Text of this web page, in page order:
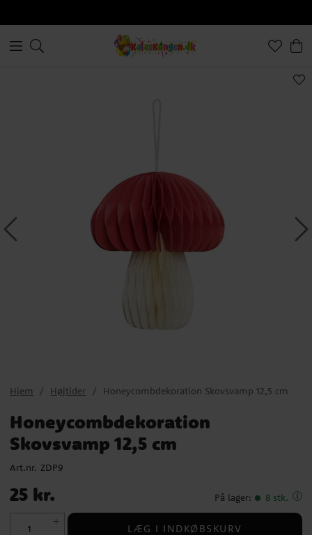
Hjem Højtider Honeycombdekoration Skovsvamp 12,5 cm
Honeycombdekoration
Skovsvamp 12,5 cm
Art.nr. ZDP9
Pris 25 kr.
25 kr. På lager: 8 stk.
LÆG I INDKØBSKURV